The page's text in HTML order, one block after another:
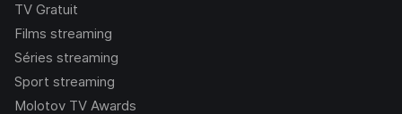
TV Gratuit
Films streaming
Séries streaming
Sport streaming
Molotov TV Awards